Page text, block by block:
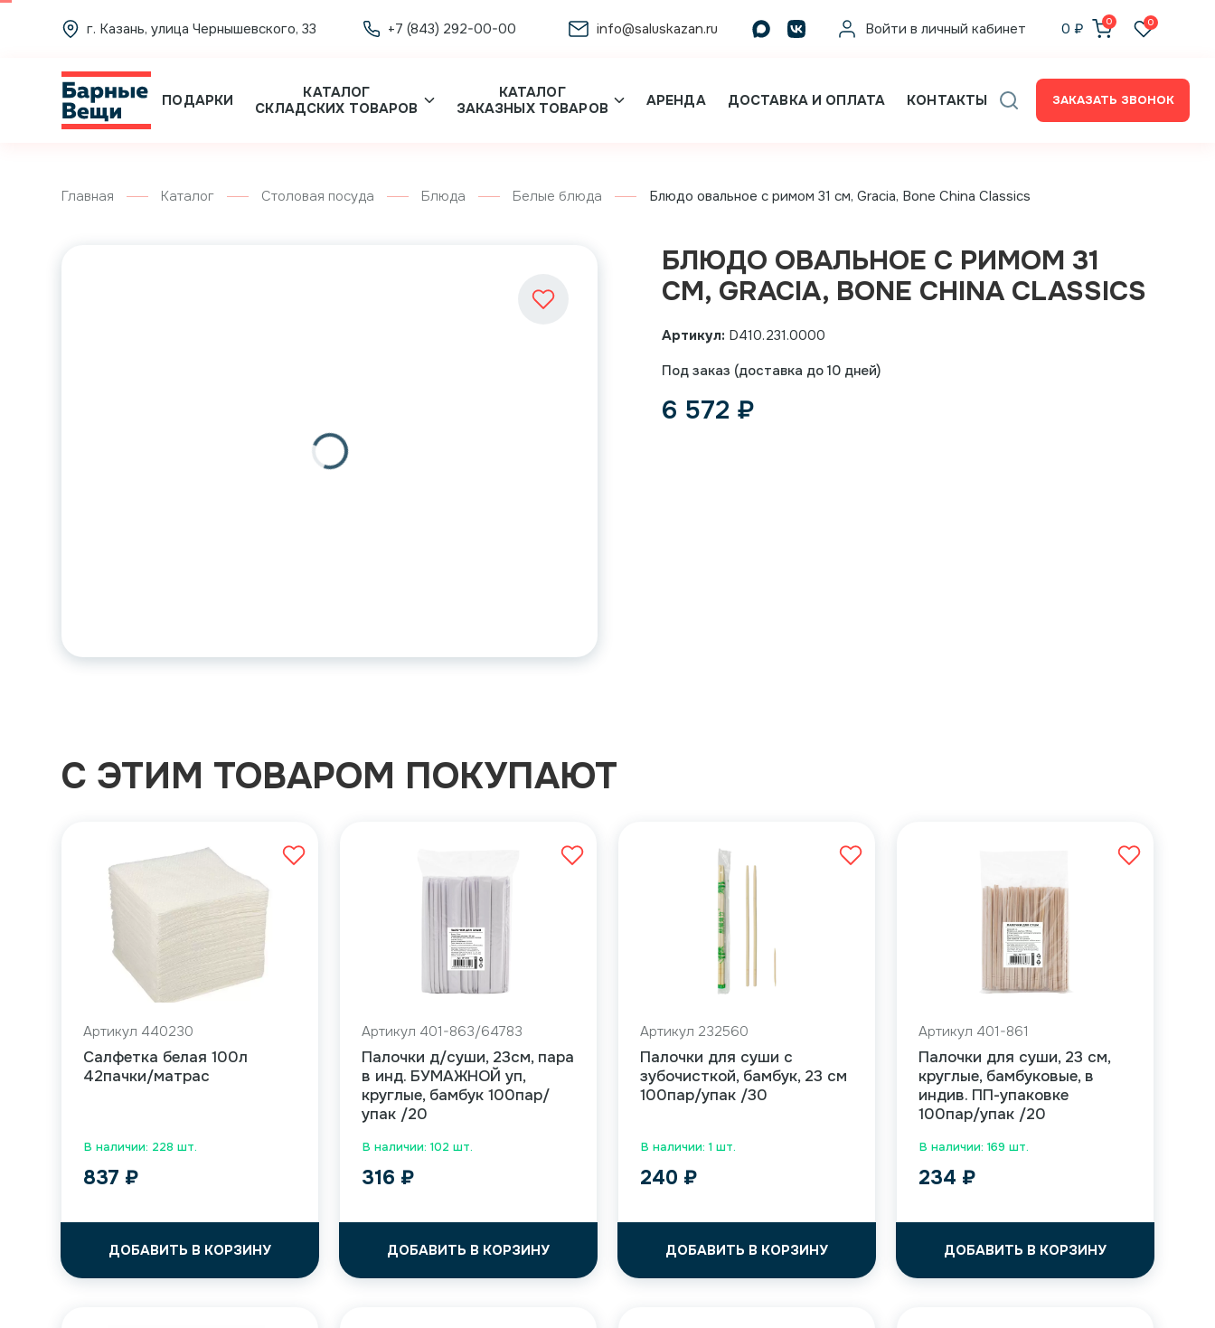
г. Казань, улица Чернышевского, 33 +7 (843) 292-00-00 info@saluskazan.ru Войти в личный кабинет 0 ₽ 0 0
ПОДАРКИ
КАТАЛОГ
СКЛАДСКИХ ТОВАРОВ
КАТАЛОГ
ЗАКАЗНЫХ ТОВАРОВ
АРЕНДА ДОСТАВКА И ОПЛАТА КОНТАКТЫ ЗАКАЗАТЬ ЗВОНОК
Главная Каталог Столовая посуда Блюда Белые блюда Блюдо овальное с римом 31 см, Gracia, Bone China Classics
БЛЮДО ОВАЛЬНОЕ С РИМОМ 31
СМ, GRACIA, BONE CHINA CLASSICS
Артикул: D410.231.0000
Под заказ (доставка до 10 дней)
6 572 ₽
С ЭТИМ ТОВАРОМ ПОКУПАЮТ
В наличии: 228 шт.
Артикул 440230
Салфетка белая 100л
42пачки/матрас
837 ₽
ДОБАВИТЬ В КОРЗИНУ
В наличии: 102 шт.
Артикул 401-863/64783
Палочки д/суши, 23см, пара
в инд. БУМАЖНОЙ уп,
круглые, бамбук 100пар/
упак /20
316 ₽
ДОБАВИТЬ В КОРЗИНУ
В наличии: 1 шт.
Артикул 232560
Палочки для суши с
зубочисткой, бамбук, 23 см
100пар/упак /30
240 ₽
ДОБАВИТЬ В КОРЗИНУ
В наличии: 169 шт.
Артикул 401-861
Палочки для суши, 23 см,
круглые, бамбуковые, в
индив. ПП-упаковке
100пар/упак /20
234 ₽
ДОБАВИТЬ В КОРЗИНУ